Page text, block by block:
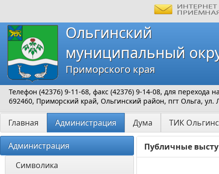
Ольгинский
муниципальный
Приморского края
Телефон (42376) 9-11-68, факс (42376) 9-14-08, для перехода
692460, Приморский край, Ольгинский район, пгт Ольга, ул.
Главная Администрация Дума ТИК
Администрация
Символика
Публичные